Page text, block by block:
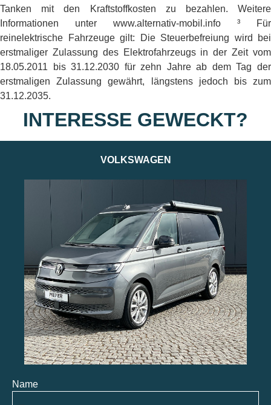
Tanken mit den Kraftstoffkosten zu bezahlen. Weitere
Informationen unter www.alternativ-mobil.info ³ Für
reinelektrische Fahrzeuge gilt: Die Steuerbefreiung wird bei
erstmaliger Zulassung des Elektrofahrzeugs in der Zeit vom
18.05.2011 bis 31.12.2030 für zehn Jahre ab dem Tag der
erstmaligen Zulassung gewährt, längstens jedoch bis zum
31.12.2035.
INTERESSE GEWECKT?
Name
VOLKSWAGEN